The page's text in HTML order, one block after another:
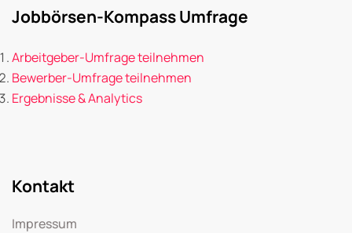
Jobbörsen-Kompass Umfrage
Arbeitgeber-Umfrage teilnehmen
Bewerber-Umfrage teilnehmen
Ergebnisse & Analytics
Kontakt
Impressum